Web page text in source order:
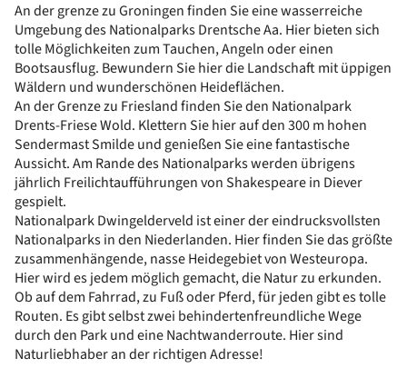
An der grenze zu Groningen finden Sie eine wasserreiche
Umgebung des Nationalparks Drentsche Aa. Hier bieten sich
tolle Möglichkeiten zum Tauchen, Angeln oder einen
Bootsausflug. Bewundern Sie hier die Landschaft mit üppigen
Wäldern und wunderschönen Heideflächen.
An der Grenze zu Friesland finden Sie den Nationalpark
Drents-Friese Wold. Klettern Sie hier auf den 300 m hohen
Sendermast Smilde und genießen Sie eine fantastische
Aussicht. Am Rande des Nationalparks werden übrigens
jährlich Freilichtaufführungen von Shakespeare in Diever
gespielt.
Nationalpark Dwingelderveld ist einer der eindrucksvollsten
Nationalparks in den Niederlanden. Hier finden Sie das größte
zusammenhängende, nasse Heidegebiet von Westeuropa.
Hier wird es jedem möglich gemacht, die Natur zu erkunden.
Ob auf dem Fahrrad, zu Fuß oder Pferd, für jeden gibt es tolle
Routen. Es gibt selbst zwei behindertenfreundliche Wege
durch den Park und eine Nachtwanderroute. Hier sind
Naturliebhaber an der richtigen Adresse!